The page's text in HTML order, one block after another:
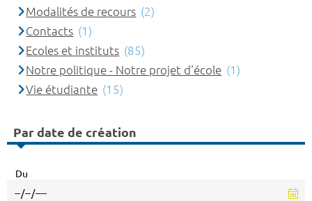
Modalités de recours (2)
Contacts (1)
Ecoles et instituts (85)
Notre politique - Notre projet d'école (1)
Vie étudiante (15)
Par date de création
Du